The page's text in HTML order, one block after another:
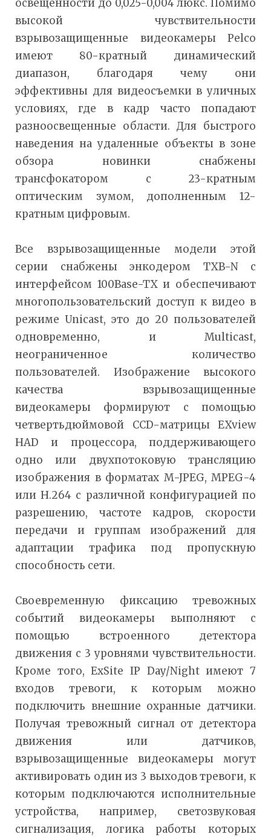
освещенности до 0,025-0,004 люкс. Помимо
высокой чувствительности
взрывозащищенные видеокамеры Pelco
имеют 80-кратный динамический
диапазон, благодаря чему они
эффективны для видеосъемки в уличных
условиях, где в кадр часто попадают
разноосвещенные области. Для быстрого
наведения на удаленные объекты в зоне
обзора новинки снабжены
трансфокатором с 23-кратным
оптическим зумом, дополненным 12-
кратным цифровым.
Все взрывозащищенные модели этой
серии снабжены энкодером TXB-N с
интерфейсом 100Base-TX и обеспечивают
многопользовательский доступ к видео в
режиме Unicast, это до 20 пользователей
одновременно, и Multicast,
неограниченное количество
пользователей. Изображение высокого
качества взрывозащищенные
видеокамеры формируют с помощью
четвертьдюймовой CCD-матрицы EXview
HAD и процессора, поддерживающего
одно или двухпотоковую трансляцию
изображения в форматах M-JPEG, MPEG-4
или H.264 с различной конфигурацией по
разрешению, частоте кадров, скорости
передачи и группам изображений для
адаптации трафика под пропускную
способность сети.
Своевременную фиксацию тревожных
событий видеокамеры выполняют с
помощью встроенного детектора
движения с 3 уровнями чувствительности.
Кроме того, ExSite IP Day/Night имеют 7
входов тревоги, к которым можно
подключить внешние охранные датчики.
Получая тревожный сигнал от детектора
движения или датчиков,
взрывозащищенные видеокамеры могут
активировать один из 3 выходов тревоги, к
которым подключаются исполнительные
устройства, например, светозвуковая
сигнализация, логика работы которых